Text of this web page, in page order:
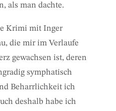
als man dachte.
Krimi mit Inger
die mir im Verlaufe
gewachsen ist, deren
symphatisch
Beharrlichkeit ich
deshalb habe ich